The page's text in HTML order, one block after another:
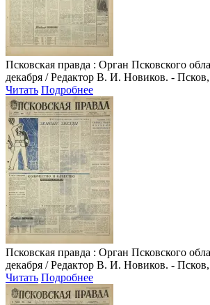
Псковская правда : Орган Псковского
декабря / Редактор В. И. Новиков. -
Читать Подробнее
Псковская правда : Орган Псковского
декабря / Редактор В. И. Новиков. -
Читать Подробнее